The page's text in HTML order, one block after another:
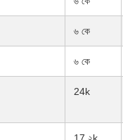
৬ কে
৬ কে
24k